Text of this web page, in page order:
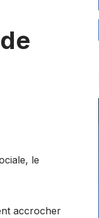
le
accrocher